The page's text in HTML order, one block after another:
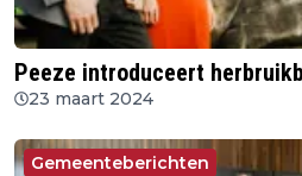
Peeze introduceert
23 maart 2024
Gemeenteberichten